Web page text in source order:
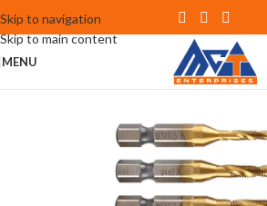
Skip to navigation
Skip to main content
MENU